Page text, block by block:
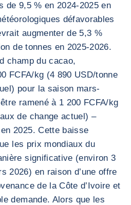
de 9,5 % en 2024-2025 en
défavorables
augmenter de 5,3 %
de tonnes en 2025-2026.
champ du cacao,
FCFA/kg (4 890 USD/tonne
pour la saison mars-
ramené à 1 200 FCFA/kg
de change actuel) –
2025. Cette baisse
les prix mondiaux du
significative (environ 3
2026) en raison d’une offre
de la Côte d’Ivoire et
demande. Alors que les